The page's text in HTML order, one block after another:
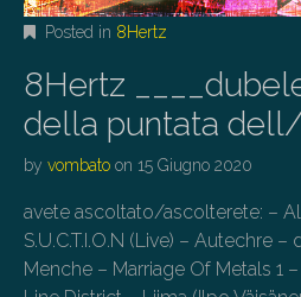
Posted in 8Hertz
8Hertz
della puntata
by vombato on 15 Giugno 2020
avete ascoltato/ascolterete: –
S.U.C.T.I.O.N (Live) – Autechre –
Menche – Marriage Of Metals 1